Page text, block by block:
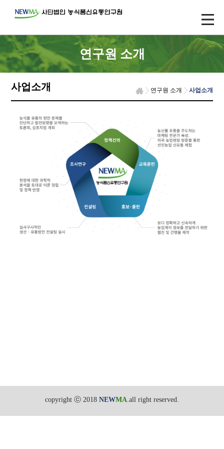
연구원 소개
사업소개 연구원 소개 사업소개
copyright ⓒ 2018 NEWMA.all right reserved.